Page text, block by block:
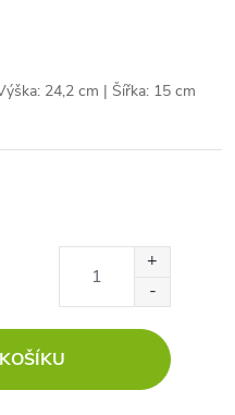
24,2 cm | Šířka: 15 cm